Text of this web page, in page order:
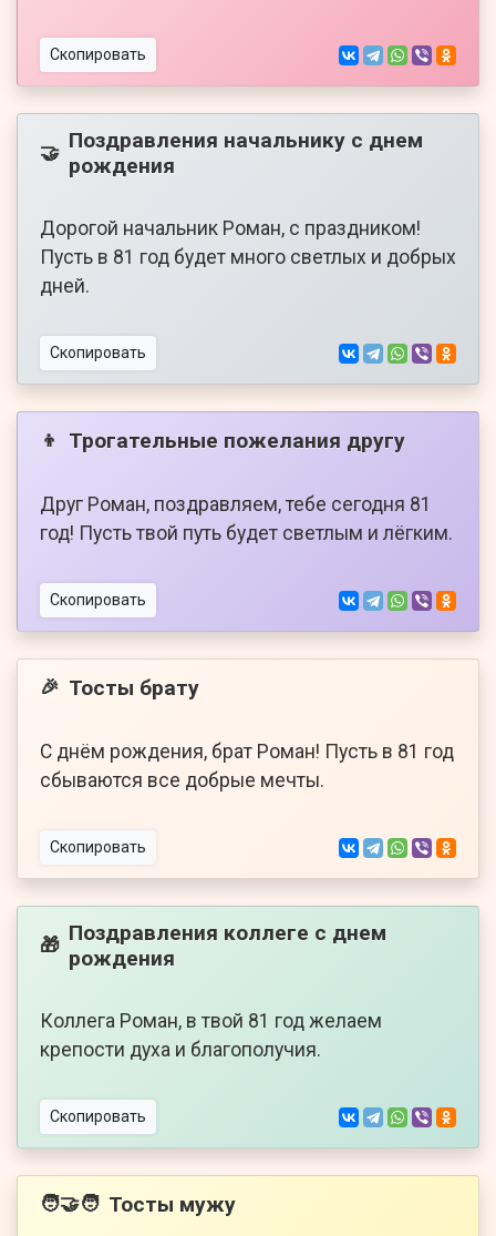
Скопировать
🤝 Поздравления начальнику с днем
рождения
Дорогой начальник Роман, с праздником!
Пусть в 81 год будет много светлых и добрых
дней.
Скопировать
👦 Трогательные пожелания другу
Друг Роман, поздравляем, тебе сегодня 81
год! Пусть твой путь будет светлым и лёгким.
Скопировать
🎉 Тосты брату
С днём рождения, брат Роман! Пусть в 81 год
сбываются все добрые мечты.
Скопировать
🎁 Поздравления коллеге с днем
рождения
Коллега Роман, в твой 81 год желаем
крепости духа и благополучия.
Скопировать
🧑‍🤝‍🧑 Тосты мужу